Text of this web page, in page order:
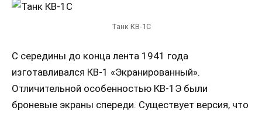
Танк КВ-1С
С середины до конца лента 1941 года
изготавливался КВ-1 «Экранированный».
Отличительной особенностью КВ-1Э были
броневые экраны спереди. Существует версия, что